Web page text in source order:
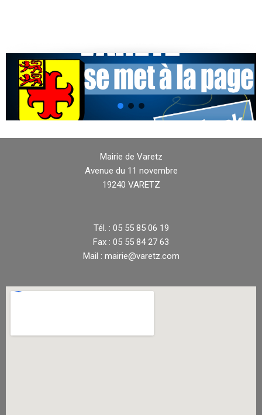
Mairie de Varetz
Avenue du 11 novembre
19240 VARETZ
Tél. : 05 55 85 06 19
Fax : 05 55 84 27 63
Mail : mairie@varetz.com